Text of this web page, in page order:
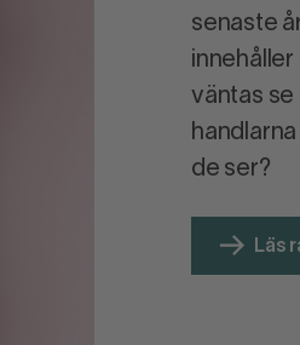
senaste
väntas se
de ser?
Läs